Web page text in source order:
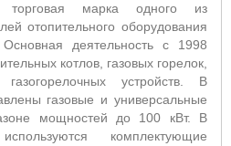
марка одного из
отопительного оборудования
деятельность с 1998
котлов, газовых горелок,
устройств. В
газовые и универсальные
мощностей до 100 кВт. В
комплектующие